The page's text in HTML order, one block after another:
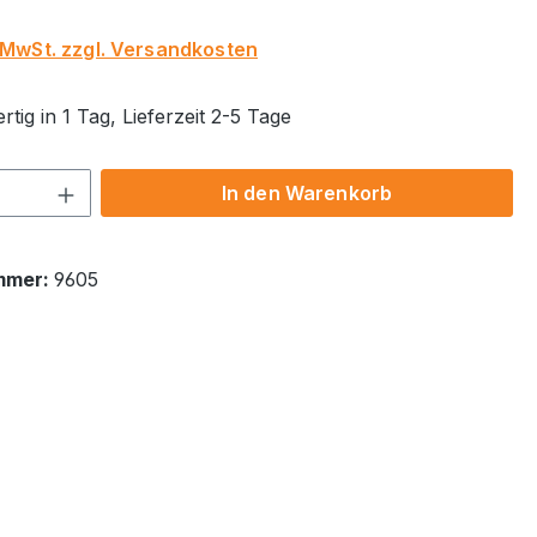
zzgl. Versandkosten
in 1 Tag, Lieferzeit 2-5 Tage
Anzahl: Gib den gewünschten Wert
In den Warenkorb
9605